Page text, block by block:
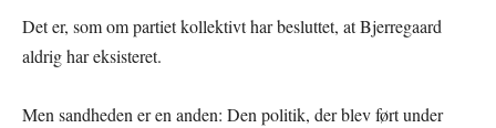
Det er, som om partiet kollektivt har besluttet, at Bjerregaard
aldrig har eksisteret.
Men sandheden er en anden: Den politik, der blev ført under